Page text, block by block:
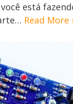
está
Read More